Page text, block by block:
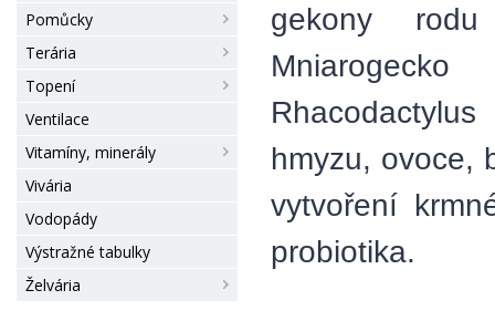
Pomůcky
Terária
Topení
Ventilace
Vitamíny, minerály
Vivária
Vodopády
Výstražné tabulky
Želvária
gekony rodu
hmyzu, ovoce,
vytvoření
probiotika.